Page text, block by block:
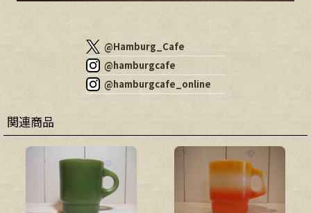
@Hamburg_Cafe
@hamburgcafe
@hamburgcafe_online
関連商品